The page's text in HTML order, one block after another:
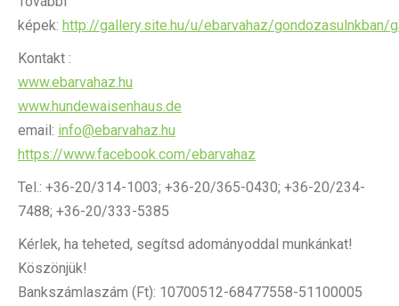
képek: http://gallery.site.hu/u/ebarvahaz/gondozasulnkban/
Kontakt :
www.ebarvahaz.hu
www.hundewaisenhaus.de
email: info@ebarvahaz.hu
https://www.facebook.com/ebarvahaz
Tel.: +36-20/314-1003; +36-20/365-0430; +36-20/234-
7488; +36-20/333-5385
Kérlek, ha teheted, segítsd adományoddal munkánkat!
Köszönjük!
Bankszámlaszám (Ft): 10700512-68477558-51100005